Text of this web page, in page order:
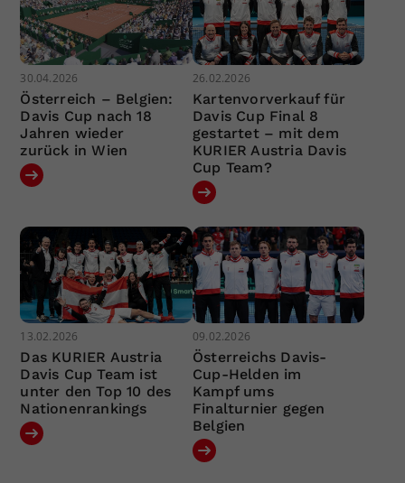
30.04.2026
Österreich – Belgien:
Davis Cup nach 18
Jahren wieder
zurück in Wien
26.02.2026
Kartenvorverkauf für
Davis Cup Final 8
gestartet – mit dem
KURIER Austria Davis
Cup Team?
13.02.2026
Das KURIER Austria
Davis Cup Team ist
unter den Top 10 des
Nationenrankings
09.02.2026
Österreichs Davis-
Cup-Helden im
Kampf ums
Finalturnier gegen
Belgien